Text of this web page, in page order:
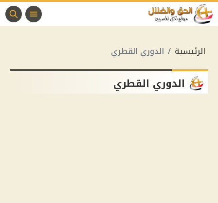
الرئيسية الدوري القطري
الدوري القطري